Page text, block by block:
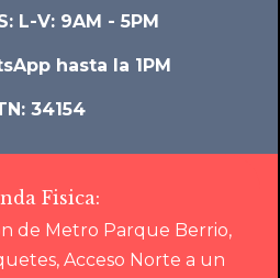
L-V: 9AM - 5PM
hasta la 1PM
34154
Fisica:
de Metro Parque Berrio,
Acceso Norte a un